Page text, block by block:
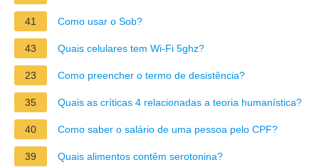
41 Como usar o Sob?
43 Quais celulares tem Wi-Fi 5ghz?
23 Como preencher o termo de desistência?
35 Quais as críticas 4 relacionadas a teoria humanística?
40 Como saber o salário de uma pessoa pelo CPF?
39 Quais alimentos contêm serotonina?